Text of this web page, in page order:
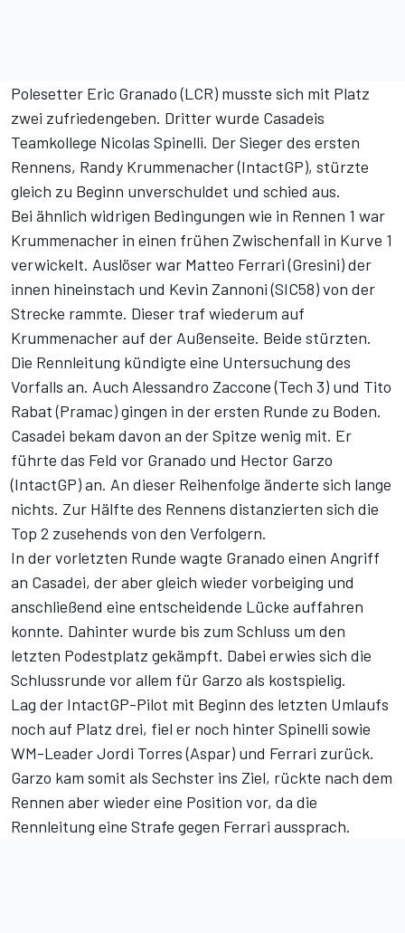
Polesetter Eric Granado (LCR) musste sich mit Platz
zwei zufriedengeben. Dritter wurde Casadeis
Teamkollege Nicolas Spinelli. Der Sieger des ersten
Rennens, Randy Krummenacher (IntactGP), stürzte
gleich zu Beginn unverschuldet und schied aus.
Bei ähnlich widrigen Bedingungen wie in Rennen 1 war
Krummenacher in einen frühen Zwischenfall in Kurve 1
verwickelt. Auslöser war Matteo Ferrari (Gresini) der
innen hineinstach und Kevin Zannoni (SIC58) von der
Strecke rammte. Dieser traf wiederum auf
Krummenacher auf der Außenseite. Beide stürzten.
Die Rennleitung kündigte eine Untersuchung des
Vorfalls an. Auch Alessandro Zaccone (Tech 3) und Tito
Rabat (Pramac) gingen in der ersten Runde zu Boden.
Casadei bekam davon an der Spitze wenig mit. Er
führte das Feld vor Granado und Hector Garzo
(IntactGP) an. An dieser Reihenfolge änderte sich lange
nichts. Zur Hälfte des Rennens distanzierten sich die
Top 2 zusehends von den Verfolgern.
In der vorletzten Runde wagte Granado einen Angriff
an Casadei, der aber gleich wieder vorbeiging und
anschließend eine entscheidende Lücke auffahren
konnte. Dahinter wurde bis zum Schluss um den
letzten Podestplatz gekämpft. Dabei erwies sich die
Schlussrunde vor allem für Garzo als kostspielig.
Lag der IntactGP-Pilot mit Beginn des letzten Umlaufs
noch auf Platz drei, fiel er noch hinter Spinelli sowie
WM-Leader Jordi Torres (Aspar) und Ferrari zurück.
Garzo kam somit als Sechster ins Ziel, rückte nach dem
Rennen aber wieder eine Position vor, da die
Rennleitung eine Strafe gegen Ferrari aussprach.